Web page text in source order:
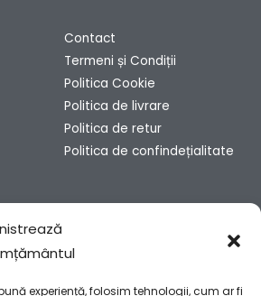
experiență, folosim tehnologii, cum ar fi
Contact
Termeni și Condiții
Politica Cookie
Politica de livrare
Politica de retur
Politica de confindețialitate